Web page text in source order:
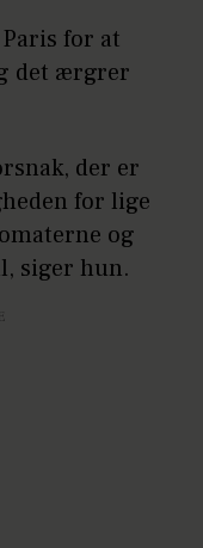
for at
det ærgrer
der er
for lige
og
siger hun.